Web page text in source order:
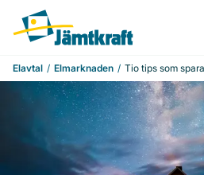
Hoppa till innehåll
Till startsidan
Elavtal Elmarknaden Tio tips som